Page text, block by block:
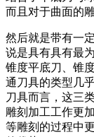
而且对于曲面的
然后就是带有一
说是具有具有最
锥度平底刀、锥
通刀具的类型几
刀具而言，这三
雕刻加工工作更
等雕刻的过程中